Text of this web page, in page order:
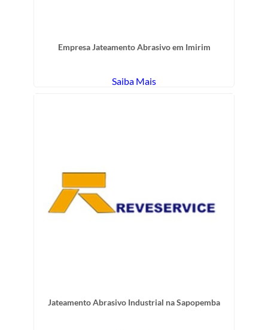
Empresa Jateamento Abrasivo em Imirim
Saiba Mais
Jateamento Abrasivo Industrial na Sapopemba